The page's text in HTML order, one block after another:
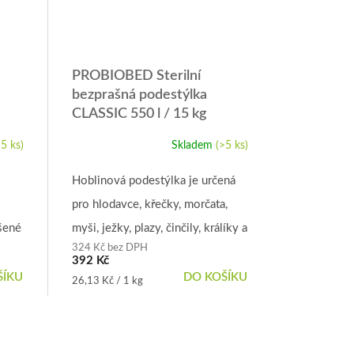
ks)
PROBIOBED Sterilní
bezprašná podestýlka
CLASSIC 550 l / 15 kg
produktu
4,9
z
hvězdiček.
Skladem(>5 ks)
324 Kč bez DPH
392 Kč
Měrná
26,13 Kč / 1 kg DO KOŠÍKU
Hoblinová podestýlka je určená
pro hlodavce, křečky, morčata,
myši, ježky, plazy, činčily, králíky a
mnoho dalších mazlíčků v
domácím chovu. Stelivo se hojně